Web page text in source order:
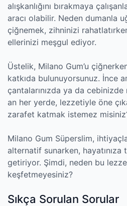
alışkanlığını bırakmaya
aracı olabilir. Neden dumanla
çiğnemek, zihninizi
ellerinizi meşgul ediyor.
Üstelik, Milano Gum’u
katkıda bulunuyorsunuz. İnce
çantalarınızda ya da
an her yerde, lezzetiyle öne
zarafet katmak istemez
Milano Gum Süperslim,
alternatif sunarken,
getiriyor. Şimdi, neden bu
keşfetmeyesiniz?
Sıkça Sorulan Sorular